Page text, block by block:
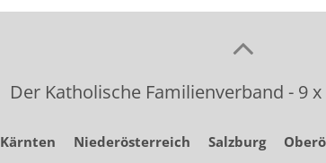
Der Katholische Familienverband - 9
Kärnten Niederösterreich Salzburg